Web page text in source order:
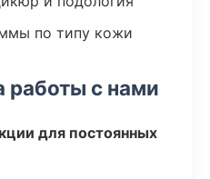
по типу кожи
с нами
для постоянных